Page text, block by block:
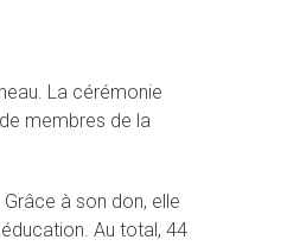
La cérémonie
membres de la
à son don, elle
Au total, 44